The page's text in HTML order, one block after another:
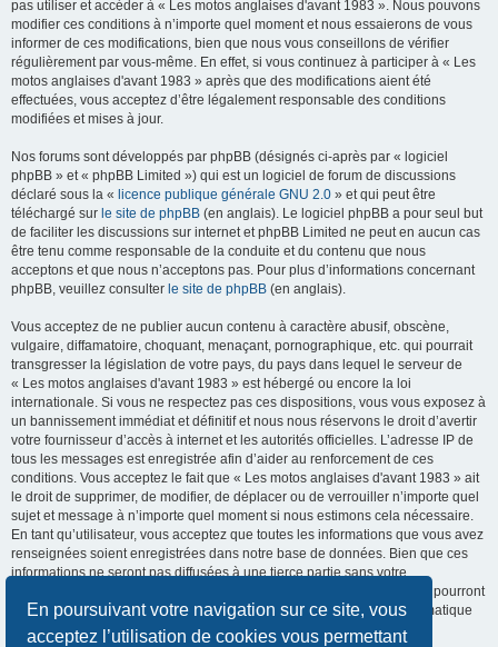
En poursuivant votre navigation sur ce site, vous
acceptez l’utilisation de cookies vous permettant
pas utiliser et accéder à « Les motos anglaises d'avant 1983 ». Nous pouvons
modifier ces conditions à n’importe quel moment et nous essaierons de vous
informer de ces modifications, bien que nous vous conseillons de vérifier
régulièrement par vous-même. En effet, si vous continuez à participer à « Les
motos anglaises d'avant 1983 » après que des modifications aient été
effectuées, vous acceptez d’être légalement responsable des conditions
modifiées et mises à jour.
Nos forums sont développés par phpBB (désignés ci-après par « logiciel
phpBB » et « phpBB Limited ») qui est un logiciel de forum de discussions
déclaré sous la « licence publique générale GNU 2.0 » et qui peut être
téléchargé sur le site de phpBB (en anglais). Le logiciel phpBB a pour seul but
de faciliter les discussions sur internet et phpBB Limited ne peut en aucun cas
être tenu comme responsable de la conduite et du contenu que nous
acceptons et que nous n’acceptons pas. Pour plus d’informations concernant
phpBB, veuillez consulter le site de phpBB (en anglais).
Vous acceptez de ne publier aucun contenu à caractère abusif, obscène,
vulgaire, diffamatoire, choquant, menaçant, pornographique, etc. qui pourrait
transgresser la législation de votre pays, du pays dans lequel le serveur de
« Les motos anglaises d'avant 1983 » est hébergé ou encore la loi
internationale. Si vous ne respectez pas ces dispositions, vous vous exposez à
un bannissement immédiat et définitif et nous nous réservons le droit d’avertir
votre fournisseur d’accès à internet et les autorités officielles. L’adresse IP de
tous les messages est enregistrée afin d’aider au renforcement de ces
conditions. Vous acceptez le fait que « Les motos anglaises d'avant 1983 » ait
le droit de supprimer, de modifier, de déplacer ou de verrouiller n’importe quel
sujet et message à n’importe quel moment si nous estimons cela nécessaire.
En tant qu’utilisateur, vous acceptez que toutes les informations que vous avez
renseignées soient enregistrées dans notre base de données. Bien que ces
informations ne seront pas diffusées à une tierce partie sans votre
consentement, ni « Les motos anglaises d'avant 1983 », ni phpBB, ne pourront
être tenus comme responsables en cas de tentative de piratage informatique
visant à compromettre vos données.